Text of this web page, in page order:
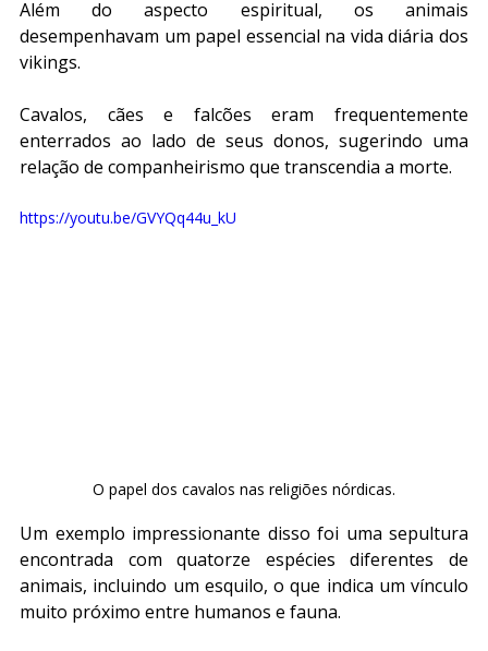
Além do aspecto espiritual, os animais
desempenhavam um papel essencial na vida diária dos
vikings.
Cavalos, cães e falcões eram frequentemente
enterrados ao lado de seus donos, sugerindo uma
relação de companheirismo que transcendia a morte.
https://youtu.be/GVYQq44u_kU
O papel dos cavalos nas religiões nórdicas.
Um exemplo impressionante disso foi uma sepultura
encontrada com quatorze espécies diferentes de
animais, incluindo um esquilo, o que indica um vínculo
muito próximo entre humanos e fauna.